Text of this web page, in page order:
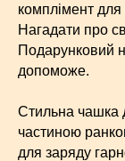
комплімент
Нагадати про
Подарунковий
допоможе.
Стильна чашка
частиною
для заряду